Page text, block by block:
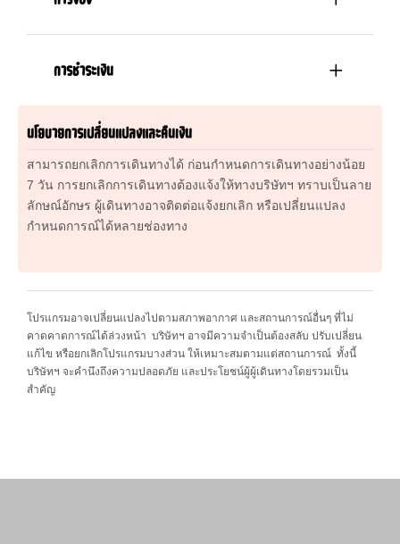
การชำระเงิน
นโยบายการเปลี่ยนแปลงและคืนเงิน
สามารถยกเลิกการเดินทางได้ ก่อนกำหนดการเดินทางอย่างน้อย
7 วัน การยกเลิกการเดินทางต้องแจ้งให้ทางบริษัทฯ ทราบเป็นลาย
ลักษณ์อักษร ผู้เดินทางอาจติดต่อแจ้งยกเลิก หรือเปลี่ยนแปลง
กำหนดการณ์ได้หลายช่องทาง
โปรแกรมอาจเปลี่ยนแปลงไปตามสภาพอากาศ และสถานการณ์อื่นๆ ที่ไม่
คาดคาดการณ์ได้ล่วงหน้า บริษัทฯ อาจมีความจำเป็นต้องสลับ ปรับเปลี่ยน
แก้ไข หรือยกเลิกโปรแกรมบางส่วน ให้เหมาะสมตามแต่สถานการณ์ ทั้งนี้
บริษัทฯ จะคำนึงถึงความปลอดภัย และประโยชน์ผู้ผู้เดินทางโดยรวมเป็น
สำคัญ